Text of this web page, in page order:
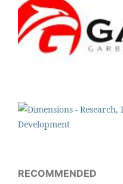
RECOMMENDED